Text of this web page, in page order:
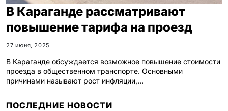
В Караганде рассматривают
повышение тарифа на проезд
27 июня, 2025
В Караганде обсуждается возможное повышение стоимости
проезда в общественном транспорте. Основными
причинами называют рост инфляции,…
ПОСЛЕДНИЕ НОВОСТИ